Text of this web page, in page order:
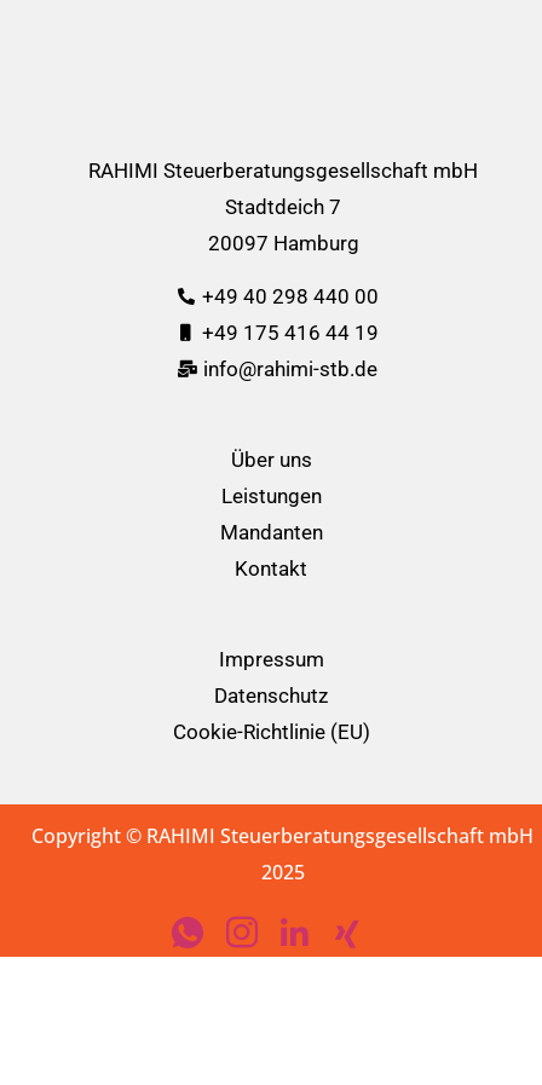
RAHIMI Steuerberatungsgesellschaft mbH
Stadtdeich 7
20097 Hamburg
+49 40 298 440 00
+49 175 416 44 19
info@rahimi-stb.de
Über uns
Leistungen
Mandanten
Kontakt
Impressum
Datenschutz
Cookie-Richtlinie (EU)
Copyright © RAHIMI Steuerberatungsgesellschaft mbH
2025